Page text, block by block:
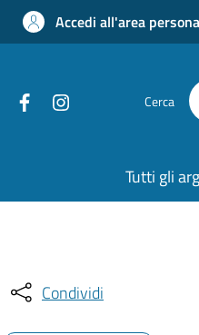
Accedi all'area
Cerca
Tutti gli
Condividi